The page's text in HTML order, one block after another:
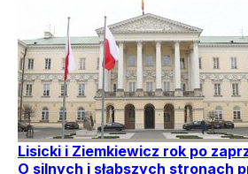
Lisicki i Ziemkiewicz rok po
O silnych i słabszych stronach